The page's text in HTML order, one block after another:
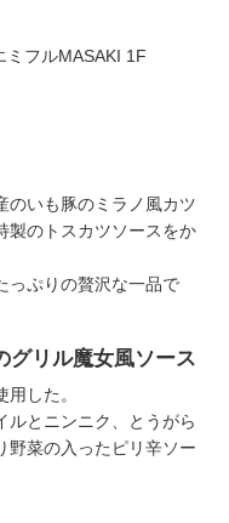
フルMASAKI 1F
のいも豚のミラノ風カツ
製のトスカツソースをか
っぷりの贅沢な一品で
グリル魔女風ソース
した。
ルとニンニク、とうがら
野菜の入ったピリ辛ソー